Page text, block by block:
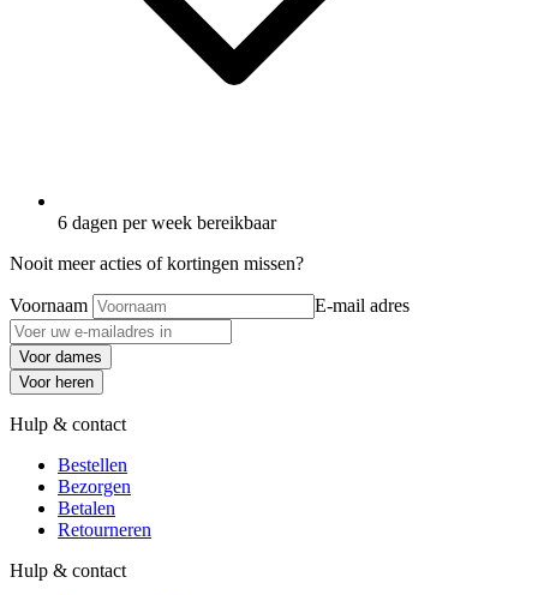
6 dagen per week bereikbaar
Nooit meer acties of kortingen missen?
Voornaam E-mail adres
Voor dames
Voor heren
Hulp & contact
Bestellen
Bezorgen
Betalen
Retourneren
Hulp & contact